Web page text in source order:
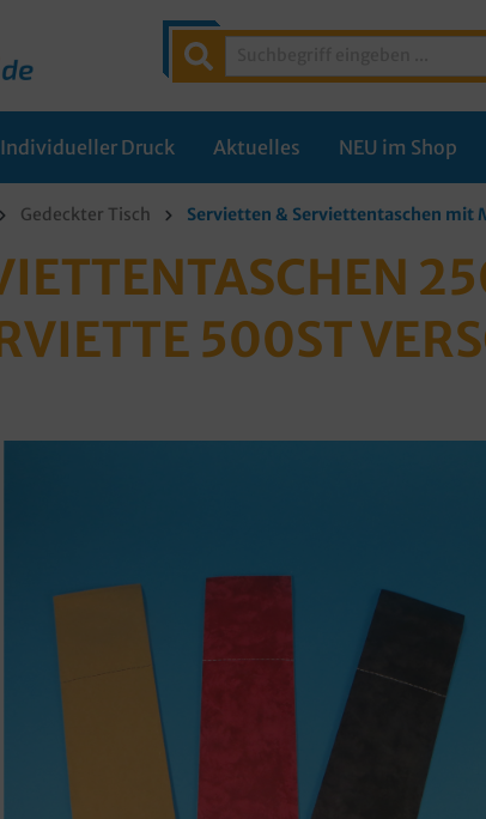
Individueller Druck Aktuelles NEU im Shop
Gedeckter Tisch Servietten & Serviettentaschen mit
500ST